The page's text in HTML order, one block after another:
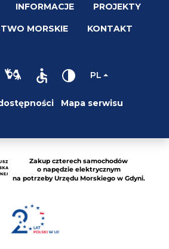
INFORMACJE PROJEKTY
MORSKIE KONTAKT
PL
Mapa serwisu